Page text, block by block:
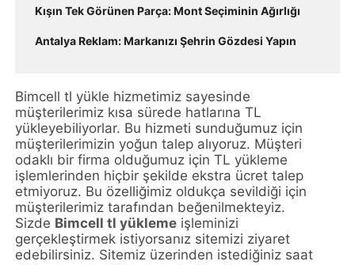
Kışın Tek Görünen Parça: Mont Seçiminin Ağırlığı
Antalya Reklam: Markanızı Şehrin Gözdesi Yapın
Bimcell tl yükle hizmetimiz sayesinde
müşterilerimiz kısa sürede hatlarına TL
yükleyebiliyorlar. Bu hizmeti sunduğumuz için
müşterilerimizin yoğun talep alıyoruz. Müşteri
odaklı bir firma olduğumuz için TL yükleme
işlemlerinden hiçbir şekilde ekstra ücret talep
etmiyoruz. Bu özelliğimiz oldukça sevildiği için
müşterilerimiz tarafından beğenilmekteyiz.
Sizde Bimcell tl yükleme işleminizi
gerçekleştirmek istiyorsanız sitemizi ziyaret
edebilirsiniz. Sitemiz üzerinden istediğiniz saat